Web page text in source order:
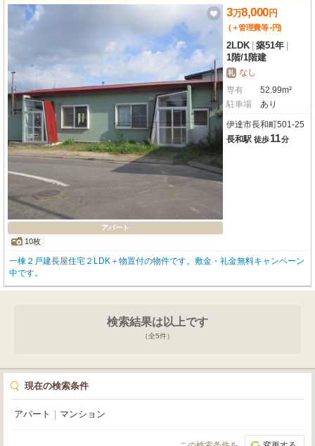
アパート
10枚
3万8,000円
(＋管理費等-円)
2LDK 築51年
1階/1階建
礼 なし
専有
52.99m²
駐車場
あり
伊達市長和町501-25
長和駅 徒歩11分
一棟２戸建長屋住宅２LDK＋物置付の物件です。敷金・礼金無料キャンペーン
中です。
検索結果は以上です
（全5件）
現在の検索条件
アパート マンション